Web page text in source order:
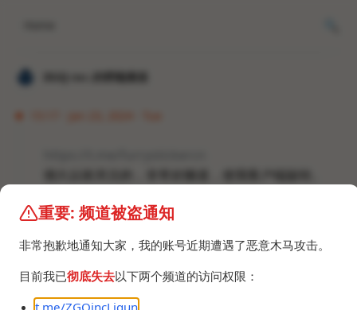
𝐙𝐆𝐐 ɪɴᴄ.的唠嗑频道
重要: 频道被盗通知
非常抱歉地通知大家，我的账号近期遭遇了恶意木马攻击。
目前我已彻底失去以下两个频道的访问权限：
t.me/ZGQincLiqun